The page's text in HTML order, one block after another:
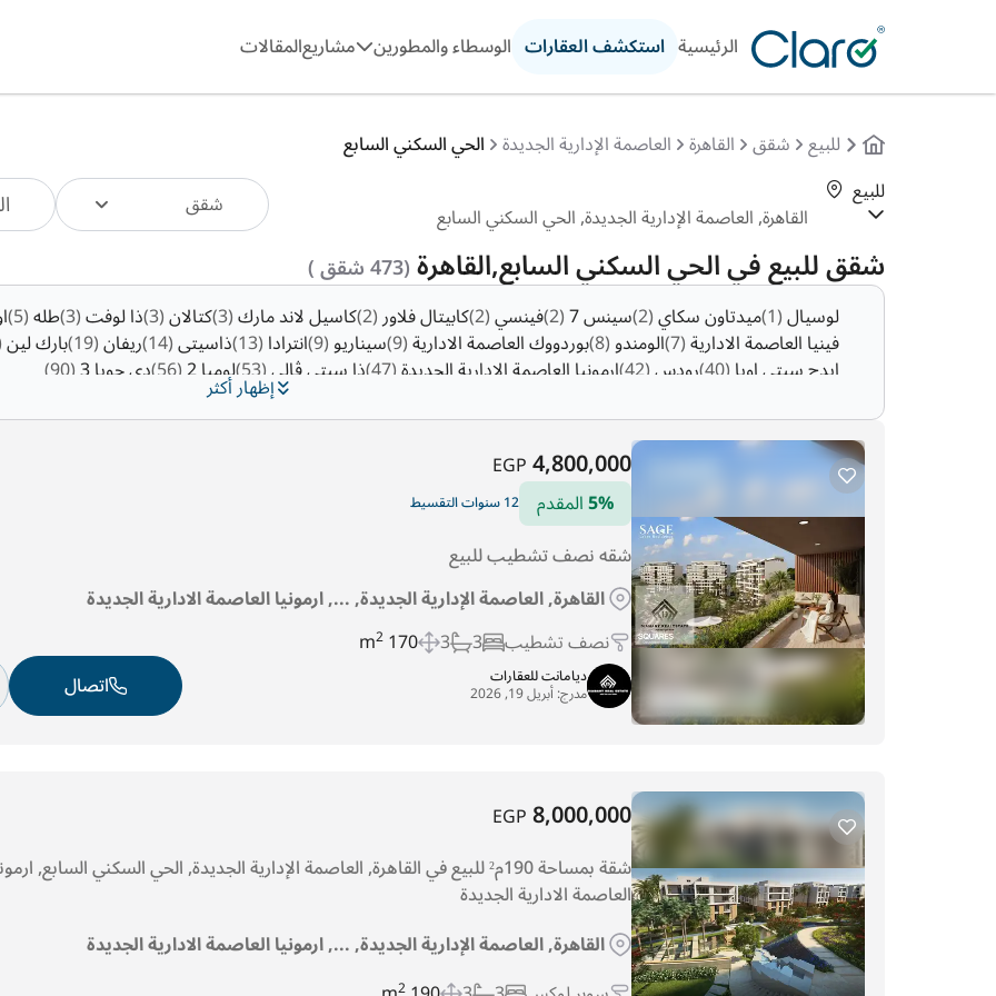
الرئيسية استكشف العقارات الوسطاء والمطورين مشاريعالمقالات
للبيع شقق القاهرة العاصمة الإدارية الجديدة الحي السكني السابع
للبيع
شقق
شقق للبيع في الحي السكني السابع,القاهرة(473 شقق )
إظهار أكثر
لوسيال(1) ميدتاون سكاي(2) سينس 7 (2) فينسي(2) كابيتال فلاور(2) كاسيل لاند مارك(3) كتالان(3) ذا لوفت(3) طله(5)
فينيا العاصمة الادارية(7) الومندو(8) بوردووك العاصمة الادارية(9) سيناريو(9) انترادا(13) ذاسيتى(14) ريفان(19) بارك لين
ايدج سيتي اويا(40) رودس(42) ارمونيا العاصمة الادارية الجديدة(47) ذا سيتي ڤالي(53) لوميا 2 (56) دي جويا 3 (90)
4,800,000
EGP
5%المقدم 12 سنوات التقسيط
شقه نصف تشطيب للبيع
القاهرة, العاصمة الإدارية الجديدة, ..., ارمونيا العاصمة الادارية الجديدة
نصف تشطيب 3
3
170 m
2
ديامانت للعقارات
مدرج:أبريل 19, 2026 اتصال
8,000,000
EGP
شقة بمساحة 190م² للبيع في القاهرة, العاصمة الإدارية الجديدة, الحي السكني السابع,
العاصمة الادارية الجديدة
القاهرة, العاصمة الإدارية الجديدة, ..., ارمونيا العاصمة الادارية الجديدة
2